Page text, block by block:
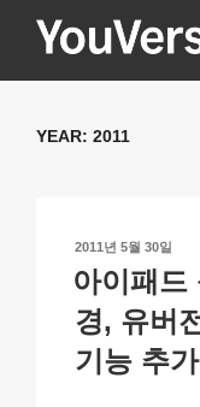
YEAR: 2011
작
일
자
2011년 5월 30일
아이패드
경, 유버
기능 추가